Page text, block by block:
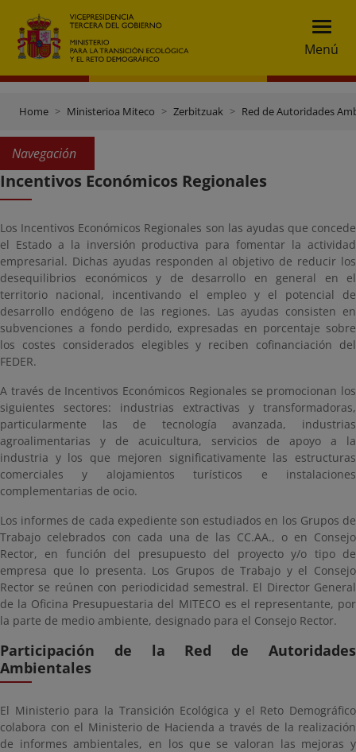
Menú
Home Ministerioa Miteco Zerbitzuak Red de Autoridades
Navegación
Incentivos Económicos Regionales
Los Incentivos Económicos Regionales son las ayudas que concede
el Estado a la inversión productiva para fomentar la actividad
empresarial. Dichas ayudas responden al objetivo de reducir los
desequilibrios económicos y de desarrollo en general en el
territorio nacional, incentivando el empleo y el potencial de
desarrollo endógeno de las regiones. Las ayudas consisten en
subvenciones a fondo perdido, expresadas en porcentaje sobre
los costes considerados elegibles y reciben cofinanciación del
FEDER.
A través de Incentivos Económicos Regionales se promocionan los
siguientes sectores: industrias extractivas y transformadoras,
particularmente las de tecnología avanzada, industrias
agroalimentarias y de acuicultura, servicios de apoyo a la
industria y los que mejoren significativamente las estructuras
comerciales y alojamientos turísticos e instalaciones
complementarias de ocio.
Los informes de cada expediente son estudiados en los Grupos de
Trabajo celebrados con cada una de las CC.AA., o en Consejo
Rector, en función del presupuesto del proyecto y/o tipo de
empresa que lo presenta. Los Grupos de Trabajo y el Consejo
Rector se reúnen con periodicidad semestral. El Director General
de la Oficina Presupuestaria del MITECO es el representante, por
la parte de medio ambiente, designado para el Consejo Rector.
Participación de la Red de Autoridades
Ambientales
El Ministerio para la Transición Ecológica y el Reto Demográfico
colabora con el Ministerio de Hacienda a través de la realización
de informes ambientales, en los que se valoran las mejoras y